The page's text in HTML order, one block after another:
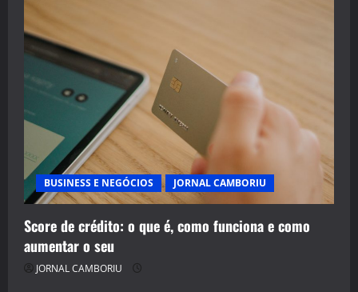
BUSINESS E NEGÓCIOS JORNAL CAMBORIU
Score de crédito: o que é, como funciona e como
aumentar o seu
JORNAL CAMBORIU